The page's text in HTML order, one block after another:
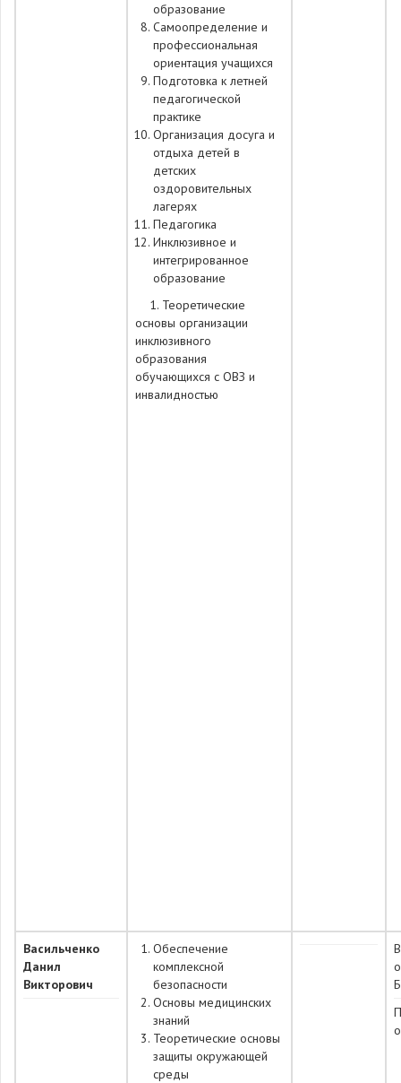
образование
Самоопределение и
профессиональная
ориентация учащихся
Подготовка к летней
педагогической
практике
Организация досуга и
отдыха детей в
детских
оздоровительных
лагерях
Педагогика
Инклюзивное и
интегрированное
образование
1. Теоретические
основы организации
инклюзивного
образования
обучающихся с ОВЗ и
инвалидностью
Васильченко
Данил
Викторович
Обеспечение
комплексной
безопасности
Основы медицинских
знаний
Теоретические основы
защиты окружающей
среды